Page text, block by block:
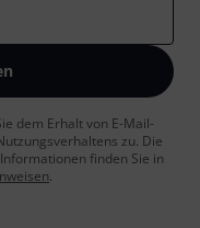
dem Erhalt von E-Mail-
zu. Die
finden Sie in
.